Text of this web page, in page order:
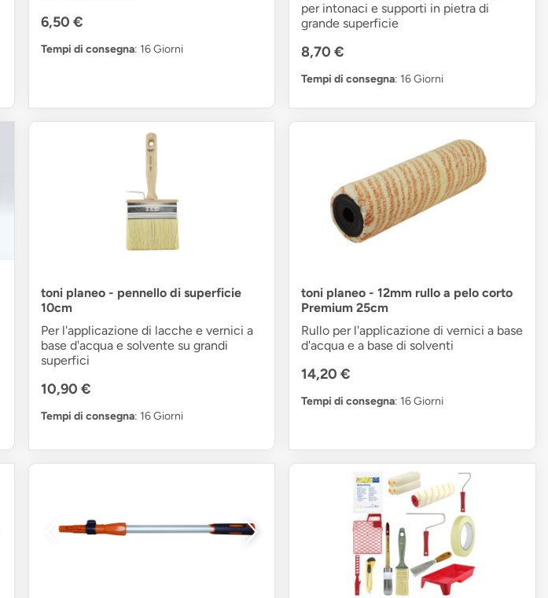
6,50 €
Tempi di consegna: 16 Giorni
per intonaci e supporti in pietra di
grande superficie
8,70 €
Tempi di consegna: 16 Giorni
toni planeo - pennello di superficie
10cm
Per l'applicazione di lacche e vernici a
base d'acqua e solvente su grandi
superfici
10,90 €
Tempi di consegna: 16 Giorni
toni planeo - 12mm rullo a pelo corto
Premium 25cm
Rullo per l'applicazione di vernici a base
d'acqua e a base di solventi
14,20 €
Tempi di consegna: 16 Giorni